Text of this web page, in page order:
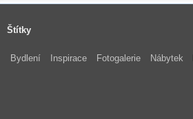
Štítky
Bydlení Inspirace Fotogalerie Nábytek